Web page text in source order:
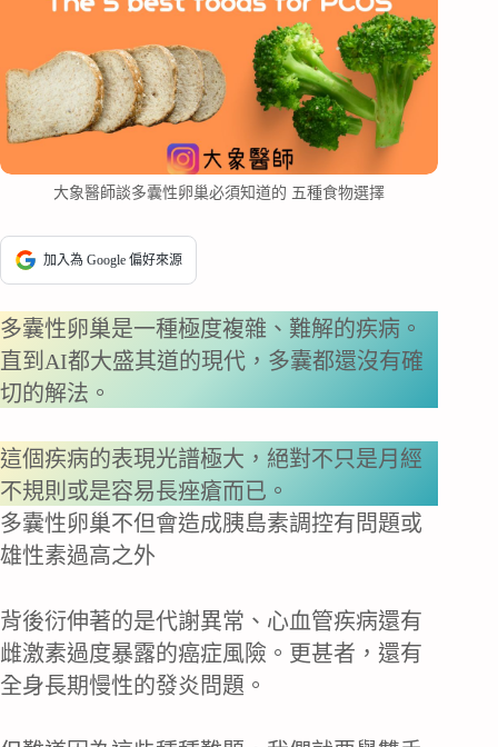
大象醫師談多囊性卵巢必須知道的 五種食物選擇
加入為 Google 偏好來源
多囊性卵巢是一種極度複雜、難解的疾病。
直到AI都大盛其道的現代，多囊都還沒有確
切的解法。
這個疾病的表現光譜極大，絕對不只是月經
不規則或是容易長痤瘡而已。
多囊性卵巢不但會造成胰島素調控有問題或
雄性素過高之外
背後衍伸著的是代謝異常、心血管疾病還有
雌激素過度暴露的癌症風險。更甚者，還有
全身長期慢性的發炎問題。